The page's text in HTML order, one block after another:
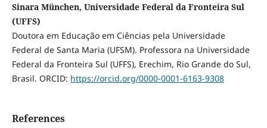
Sinara München, Universidade Federal da Fronteira Sul
(UFFS)
Doutora em Educação em Ciências pela Universidade
Federal de Santa Maria (UFSM). Professora na Universidade
Federal da Fronteira Sul (UFFS), Erechim, Rio Grande do Sul,
Brasil. ORCID: https://orcid.org/0000-0001-6163-9308
References